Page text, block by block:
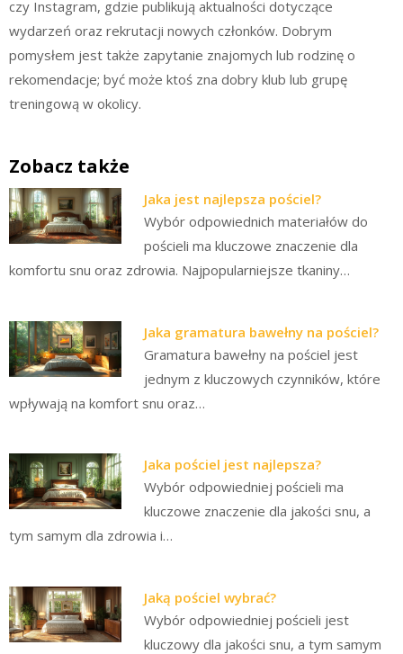
czy Instagram, gdzie publikują aktualności dotyczące
wydarzeń oraz rekrutacji nowych członków. Dobrym
pomysłem jest także zapytanie znajomych lub rodzinę o
rekomendacje; być może ktoś zna dobry klub lub grupę
treningową w okolicy.
Zobacz także
Jaka jest najlepsza pościel?
Wybór odpowiednich materiałów do
pościeli ma kluczowe znaczenie dla
komfortu snu oraz zdrowia. Najpopularniejsze tkaniny…
Jaka gramatura bawełny na pościel?
Gramatura bawełny na pościel jest
jednym z kluczowych czynników, które
wpływają na komfort snu oraz…
Jaka pościel jest najlepsza?
Wybór odpowiedniej pościeli ma
kluczowe znaczenie dla jakości snu, a
tym samym dla zdrowia i…
Jaką pościel wybrać?
Wybór odpowiedniej pościeli jest
kluczowy dla jakości snu, a tym samym